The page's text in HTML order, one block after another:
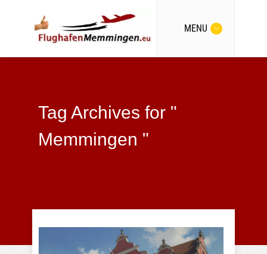
MENU
Tag Archives for "
Memmingen "